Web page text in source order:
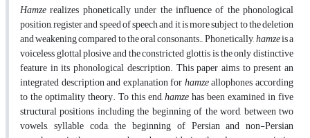
Hamzerealizes phonetically under the influence of the phonological
position, register and speed of speech and it is more subject to the deletion
and weakening compared to the oral consonants. َ Phonetically,hamzeis a
voiceless glottal plosive and the constricted glottis is the only distinctive
feature in its phonological description. This paper aims to present an
integrated description and explanation forhamzeallophones according
to the optimality theory. To this end,hamzehas been examined in five
structural positions including the beginning of the word, between two
vowels, syllable coda, the beginning of Persian and non-Persian